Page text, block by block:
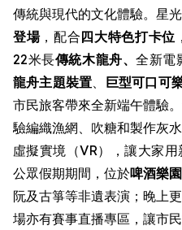
傳統與現代的文化體驗。星
登場，配合四大特色打卡位
22米長傳統木龍舟、全新電
龍舟主題裝置、 巨型可口可
市民旅客帶來全新端午體驗
驗編織漁網、吹糖和製作灰
虛擬實境（VR），讓大家
公眾假期期間，位於啤酒樂園
阮及古箏等非遺表演；晚上
場亦有賽事直播專區，讓市